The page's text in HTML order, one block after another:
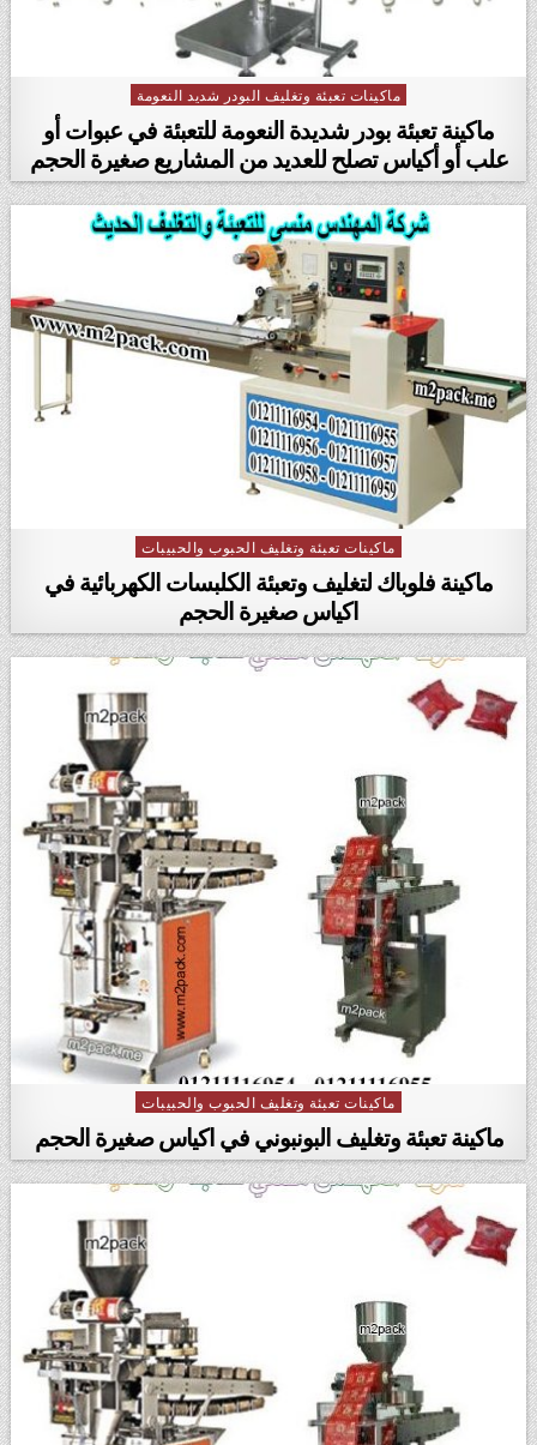
Posted in
ماكينات تعبئة وتغليف البودر شديد النعومة
ماكينة تعبئة بودر شديدة النعومة للتعبئة في عبوات أو
علب أو أكياس تصلح للعديد من المشاريع صغيرة الحجم
Posted in
ماكينات تعبئة وتغليف الحبوب والحبيبات
ماكينة فلوباك لتغليف وتعبئة الكلبسات الكهربائية في
اكياس صغيرة الحجم
Posted in
ماكينات تعبئة وتغليف الحبوب والحبيبات
ماكينة تعبئة وتغليف البونبوني في اكياس صغيرة الحجم